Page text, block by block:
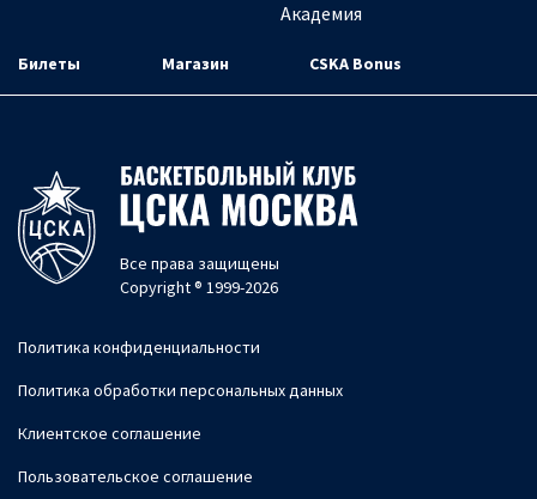
Академия
Билеты Магазин CSKA Bonus
Все права защищены
Copyright ® 1999-2026
Политика конфиденциальности
Политика обработки персональных данных
Клиентское соглашение
Пользовательское соглашение